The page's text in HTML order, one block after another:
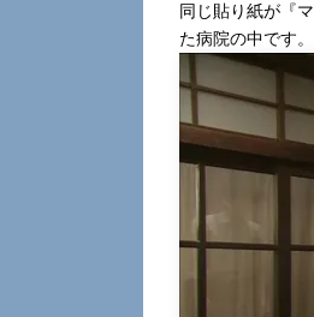
同じ貼り紙が『
た病院の中です。